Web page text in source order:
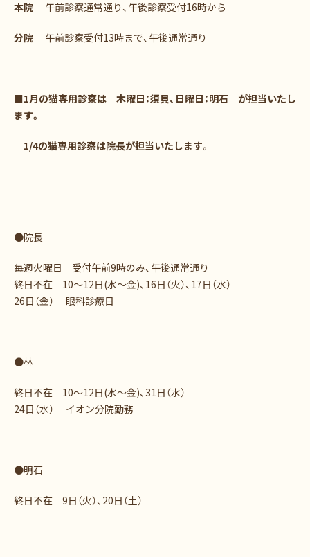
本院 午前診察通常通り、午後診察受付16時から
分院 午前診察受付13時まで、午後通常通り
■1月の猫専用診察は 木曜日：須貝、日曜日：明石 が担当いたし
ます。
1/4の猫専用診察は院長が担当いたします。
●院長
毎週火曜日 受付午前9時のみ、午後通常通り
終日不在 10～12日(水～金)、16日（火）、17日（水）
26日（金） 眼科診療日
●林
終日不在 10～12日(水～金)、31日（水）
24日（水） イオン分院勤務
●明石
終日不在 9日（火）、20日（土）